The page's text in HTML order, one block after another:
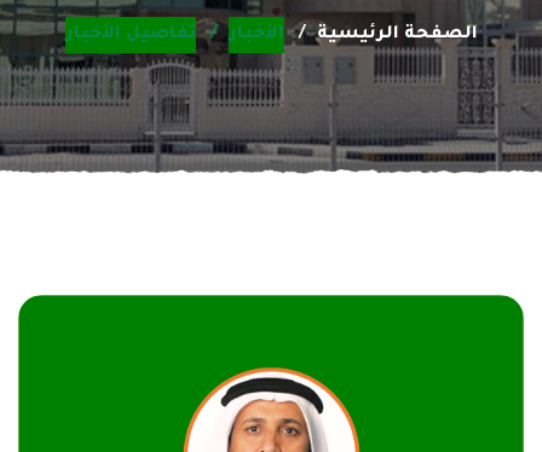
الصفحة الرئيسية الأخبار تفاصيل الأخبار